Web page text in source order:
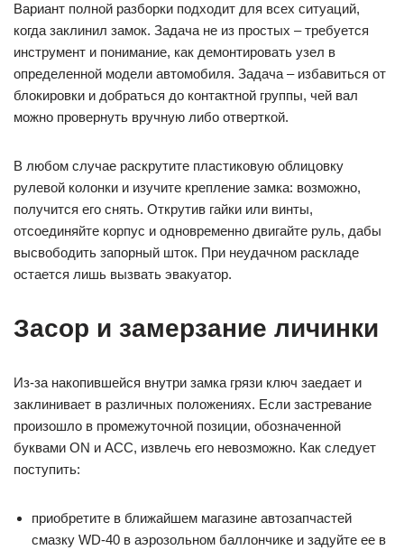
Вариант полной разборки подходит для всех ситуаций,
когда заклинил замок. Задача не из простых – требуется
инструмент и понимание, как демонтировать узел в
определенной модели автомобиля. Задача – избавиться от
блокировки и добраться до контактной группы, чей вал
можно провернуть вручную либо отверткой.
В любом случае раскрутите пластиковую облицовку
рулевой колонки и изучите крепление замка: возможно,
получится его снять. Открутив гайки или винты,
отсоединяйте корпус и одновременно двигайте руль, дабы
высвободить запорный шток. При неудачном раскладе
остается лишь вызвать эвакуатор.
Засор и замерзание личинки
Из-за накопившейся внутри замка грязи ключ заедает и
заклинивает в различных положениях. Если застревание
произошло в промежуточной позиции, обозначенной
буквами ON и ACC, извлечь его невозможно. Как следует
поступить:
приобретите в ближайшем магазине автозапчастей
смазку WD-40 в аэрозольном баллончике и задуйте ее в